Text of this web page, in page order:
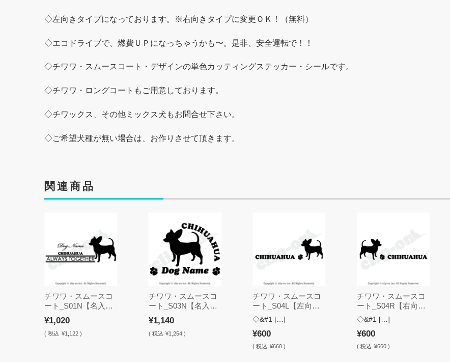
◇左向きタイプになっております。※右向きタイプに変更ＯＫ！（無料）
◇エコドライブで、燃費ＵＰになっちゃうかも〜。是非、安全運転で！！
◇チワワ・スムースコート・デザインの単色カッティングステッカー・シールです。
◇チワワ・ロングコートもご用意しております。
◇チワックス、その他ミックス犬もお問合せ下さい。
◇ご希望犬種が無い場合は、お作りさせて頂きます。
関連商品
チワワ・スムースコ
ート_S01N【名入
れ・ステッカー】
¥1,020
( 税込 ¥1,122 )
チワワ・スムースコ
ート_S03N【名入
れ・ステッカー】
¥1,140
( 税込 ¥1,254 )
チワワ・スムースコ
ート_S04L【左向
き・ステッカー】
◇&#1 […]
¥600
(税込 ¥660 )
チワワ・スムースコ
ート_S04R【右向
き・ステッカー】
◇&#1 […]
¥600
(税込 ¥660 )